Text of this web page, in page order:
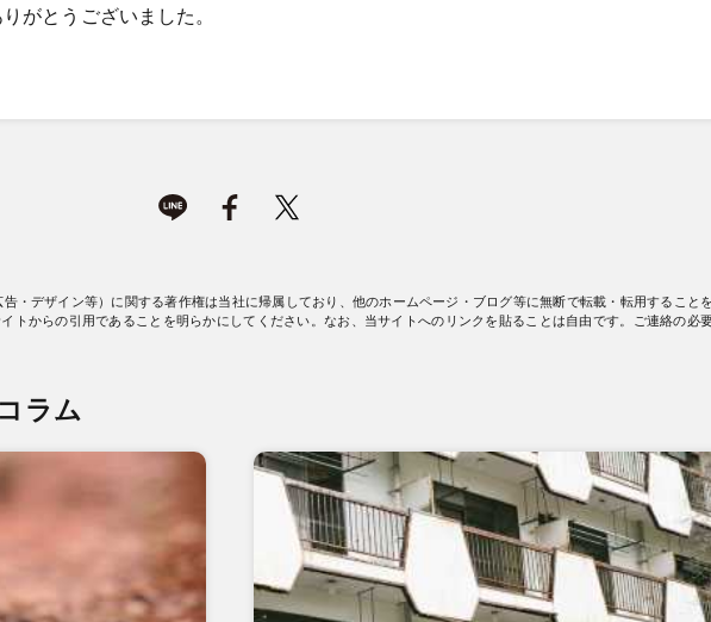
がとうございました。
・デザイン等）に関する著作権は当社に帰属しており、他のホームページ・ブログ等に無断で転載・転用すること
トからの引用であることを明らかにしてください。なお、当サイトへのリンクを貼ることは自由です。ご連絡の必
ラム